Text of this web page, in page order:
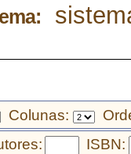
Colunas:
ISBN: